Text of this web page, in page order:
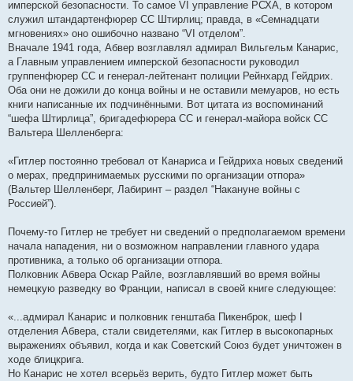
имперской безопасности. То самое VI управление РСХА, в котором
служил штандартенфюрер СС Штирлиц; правда, в «Семнадцати
мгновениях» оно ошибочно названо “VI отделом”.
Вначале 1941 года, Абвер возглавлял адмирал Вильгельм Канарис,
а Главным управлением имперской безопасности руководил
группенфюрер СС и генерал-лейтенант полиции Рейнхард Гейдрих.
Оба они не дожили до конца войны и не оставили мемуаров, но есть
книги написанные их подчинёнными. Вот цитата из воспоминаний
“шефа Штирлица”, бригадефюрера СС и генерал-майора войск СС
Вальтера Шелленберга:
«Гитлер постоянно требовал от Канариса и Гейдриха новых сведений
о мерах, предпринимаемых русскими по организации отпора»
(Вальтер Шелленберг, Лабиринт – раздел “Накануне войны с
Россией”).
Почему-то Гитлер не требует ни сведений о предполагаемом времени
начала нападения, ни о возможном направлении главного удара
противника, а только об организации отпора.
Полковник Абвера Оскар Райле, возглавлявший во время войны
немецкую разведку во Франции, написал в своей книге следующее:
«...адмирал Канарис и полковник генштаба Пикенброк, шеф I
отделения Абвера, стали свидетелями, как Гитлер в высокопарных
выражениях объявил, когда и как Советский Союз будет уничтожен в
ходе блицкрига.
Но Канарис не хотел всерьёз верить, будто Гитлер может быть